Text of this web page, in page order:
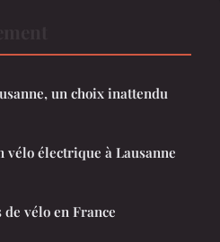
un choix inattendu
électrique à Lausanne
vélo en France